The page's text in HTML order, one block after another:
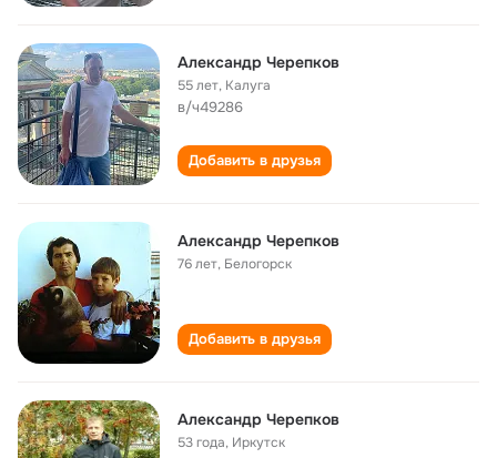
Александр Черепков
55 лет, Калуга
в/ч49286
Добавить в друзья
Александр Черепков
76 лет, Белогорск
Добавить в друзья
Александр Черепков
53 года, Иркутск